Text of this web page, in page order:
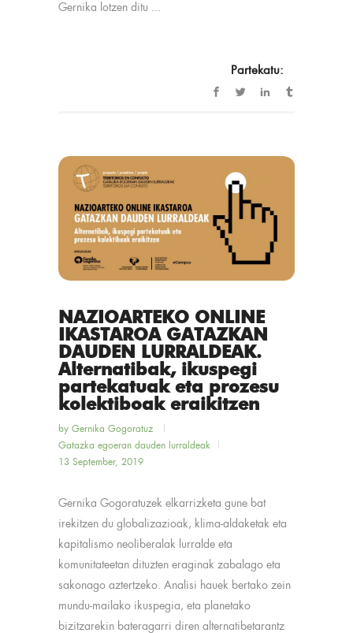
Gernika lotzen ditu ...
Partekatu:
NAZIOARTEKO ONLINE
IKASTAROA GATAZKAN
DAUDEN LURRALDEAK.
Alternatibak, ikuspegi
partekatuak eta prozesu
kolektiboak eraikitzen
by Gernika Gogoratuz
Gatazka egoeran dauden lurraldeak
13 September, 2019
Gernika Gogoratuzek elkarrizketa gune bat
irekitzen du globalizazioak, klima-aldaketak eta
kapitalismo neoliberalak lurralde eta
komunitateetan dituzten eraginak zabalago eta
sakonago aztertzeko. Analisi hauek bertako zein
mundu-mailako ikuspegia, eta planetako
bizitzarekin bateragarri diren alternatibetarantz